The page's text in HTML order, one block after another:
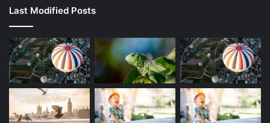
Last Modified Posts